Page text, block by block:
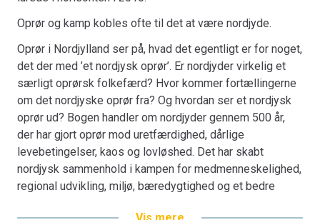
Oprør og kamp kobles ofte til det at være nordjyde.
Oprør i Nordjylland ser på, hvad det egentligt er for noget,
det der med ’et nordjysk oprør’. Er nordjyder virkelig et
særligt oprørsk folkefærd? Hvor kommer fortæl­ling­erne
om det nordjyske oprør fra? Og hvordan ser et nordjysk
oprør ud? Bogen handler om nordjyder gennem 500 år,
der har gjort oprør mod uretfærdighed, dårlige
levebetingelser, kaos og lovløshed. Det har skabt
nordjysk sammenhold i kampen for medmenneskelighed,
regional udvikling, miljø, bæredygtighed og et bedre